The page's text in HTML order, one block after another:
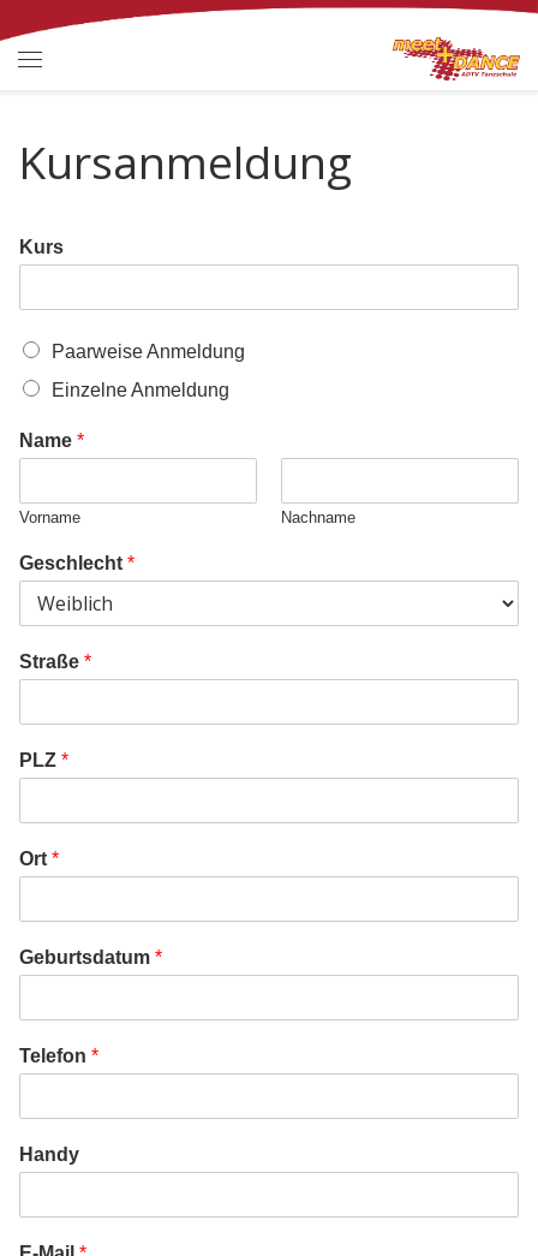
Zum Inhalt springen
Kursanmeldung
Kurs
M
h
f
a
h
u
s
a
h
l
Paarweise Anmeldung
Einzelne Anmeldung
Name *
Vorname Nachname
Geschlecht *
Straße *
PLZ *
Ort *
Geburtsdatum *
Telefon *
Handy